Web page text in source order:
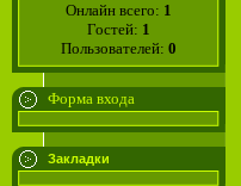
Онлайн всего: 1
Гостей: 1
Пользователей: 0
Форма входа
Закладки